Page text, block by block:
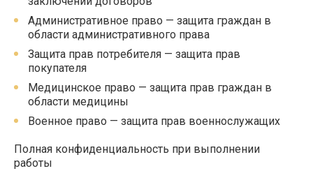
Административное право — защита граждан в
области административного права
Защита прав потребителя — защита прав
покупателя
Медицинское право — защита прав граждан в
области медицины
Военное право — защита прав военнослужащих
Полная конфиденциальность при выполнении
работы